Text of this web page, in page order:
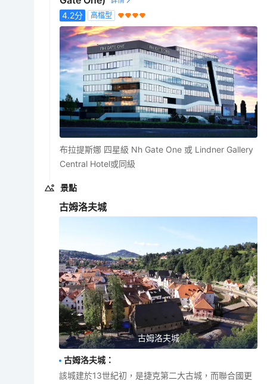
4.2分 高檔型
布拉提斯娜 四星級 Nh Gate One 或 Lindner Gallery
Central Hotel或同級
景點
古姆洛夫城
古姆洛夫城
古姆洛夫城：
該城建於13世紀初，是捷克第二大古城，而聯合國更